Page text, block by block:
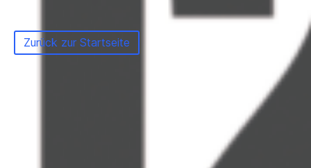
Zurück zur Startseite
Professionelle Betreuung